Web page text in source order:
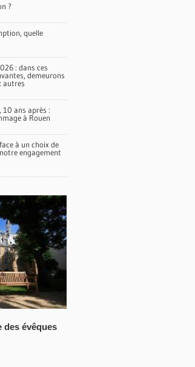
?
quelle
: dans ces
demeurons
autres
10 ans après :
à Rouen
à un choix de
engagement
des évêques